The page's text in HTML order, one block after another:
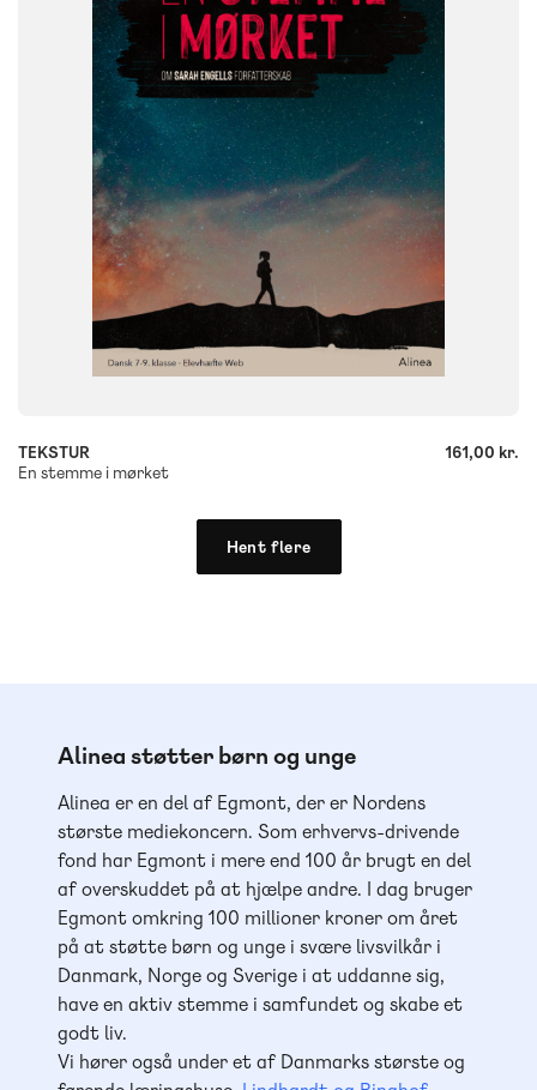
FORMAT
Flergangsbog
9788723543202
+
TEKSTUR
En stemme i mørket
161,00 kr.
Hent flere
Alinea støtter børn og unge
Alinea er en del af Egmont, der er Nordens
største mediekoncern. Som erhvervs-drivende
fond har Egmont i mere end 100 år brugt en del
af overskuddet på at hjælpe andre. I dag bruger
Egmont omkring 100 millioner kroner om året
på at støtte børn og unge i svære livsvilkår i
Danmark, Norge og Sverige i at uddanne sig,
have en aktiv stemme i samfundet og skabe et
godt liv.
Vi hører også under et af Danmarks største og